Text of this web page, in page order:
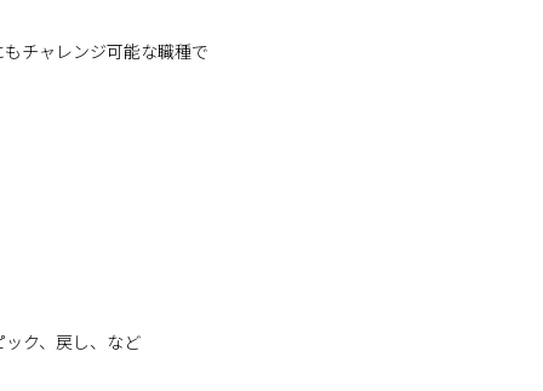
チャレンジ可能な職種で
ク、戻し、など